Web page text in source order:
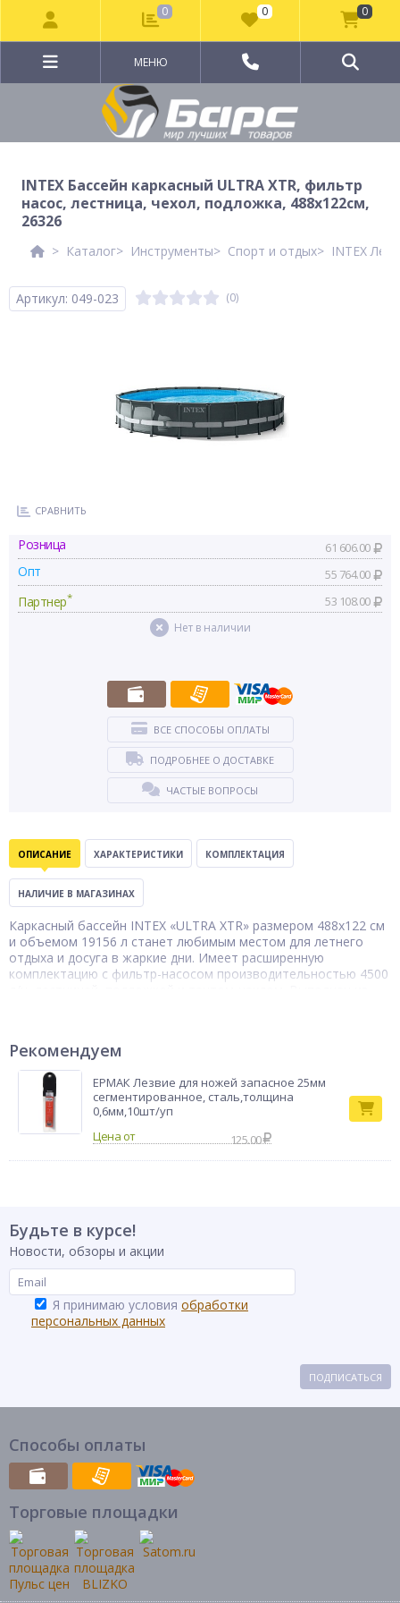
МЕНЮ
INTEX Бассейн каркасный ULTRA XTR, фильтр
насос, лестница, чехол, подложка, 488х122см,
26326
Каталог Инструменты Спорт и отдых INTEX
Артикул: 049-023 (0)
СРАВНИТЬ
Розница 61 606.00
Опт 55 764.00
Партнер* 53 108.00
Нет в наличии
ВСЕ СПОСОБЫ ОПЛАТЫ
ПОДРОБНЕЕ О ДОСТАВКЕ
ЧАСТЫЕ ВОПРОСЫ
ОПИСАНИЕ ХАРАКТЕРИСТИКИ КОМПЛЕКТАЦИЯ
НАЛИЧИЕ В МАГАЗИНАХ
Каркасный бассейн INTEX «ULTRA XTR» размером 488х122 см
и объемом 19156 л станет любимым местом для летнего
отдыха и досуга в жаркие дни. Имеет расширенную
комплектацию с фильтр-насосом производительностью 4500
прочность. Устанавливается быстро на любую плоскую
горизонтальную площадку или грунт на дачном участке.
Предусмотрен сливной клапан для быстрого слива и замены
Тип товара
Бассейн
Бренд
Intex
Рекомендуем
ЕРМАК Лезвие для ножей запасное 25мм
сегментированное, сталь,толщина
0,6мм,10шт/уп
125.00
Будьте в курсе!
Новости, обзоры и акции
Я принимаю условия обработки
персональных данных
ПОДПИСАТЬСЯ
Способы оплаты
Торговые площадки
0 0 0